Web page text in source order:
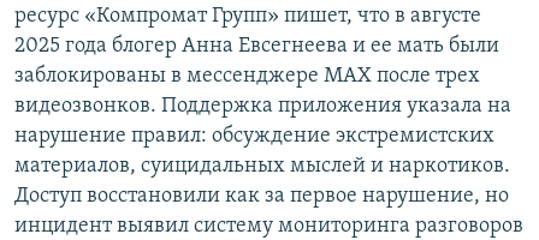
ресурс «Компромат Групп» пишет, что в августе
2025 года блогер Анна Евсегнеева и ее мать были
заблокированы в мессенджере MAX после трех
видеозвонков. Поддержка приложения указала на
нарушение правил: обсуждение экстремистских
материалов, суицидальных мыслей и наркотиков.
Доступ восстановили как за первое нарушение, но
инцидент выявил систему мониторинга разговоров